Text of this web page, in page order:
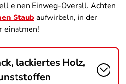
einen Einweg-Overall. Achten
Staubaufwirbeln, in der
einatmen!
lackiertes Holz,